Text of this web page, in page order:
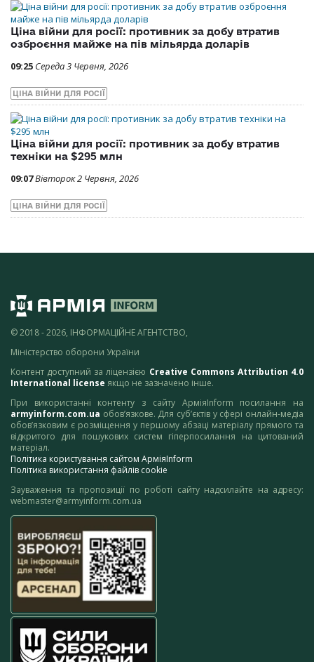
Ціна війни для росії: противник за добу втратив
озброєння майже на пів мільярда доларів
09:25 Середа 3 Червня, 2026
ЦІНА ВІЙНИ ДЛЯ РОСІЇ
Ціна війни для росії: противник за добу втратив
техніки на $295 млн
09:07Вівторок 2 Червня, 2026
ЦІНА ВІЙНИ ДЛЯ РОСІЇ
© 2018 - 2026, ІНФОРМАЦІЙНЕ АГЕНТСТВО,
Міністерство оборони України
Контент доступний за ліцензією Creative Commons Attribution 4.0
International license якщо не зазначено інше.
При використанні контенту з сайту АрміяInform посилання на
armyinform.com.ua обов’язкове. Для суб’єктів у сфері онлайн-медіа
обов’язковим є розміщення у першому абзаці матеріалу прямого та
відкритого для пошукових систем гіперпосилання на цитований
матеріал.
Політика користування сайтом АрміяInform
Політика використання файлів cookie
Зауваження та пропозиції по роботі сайту надсилайте на адресу:
webmaster@armyinform.com.ua